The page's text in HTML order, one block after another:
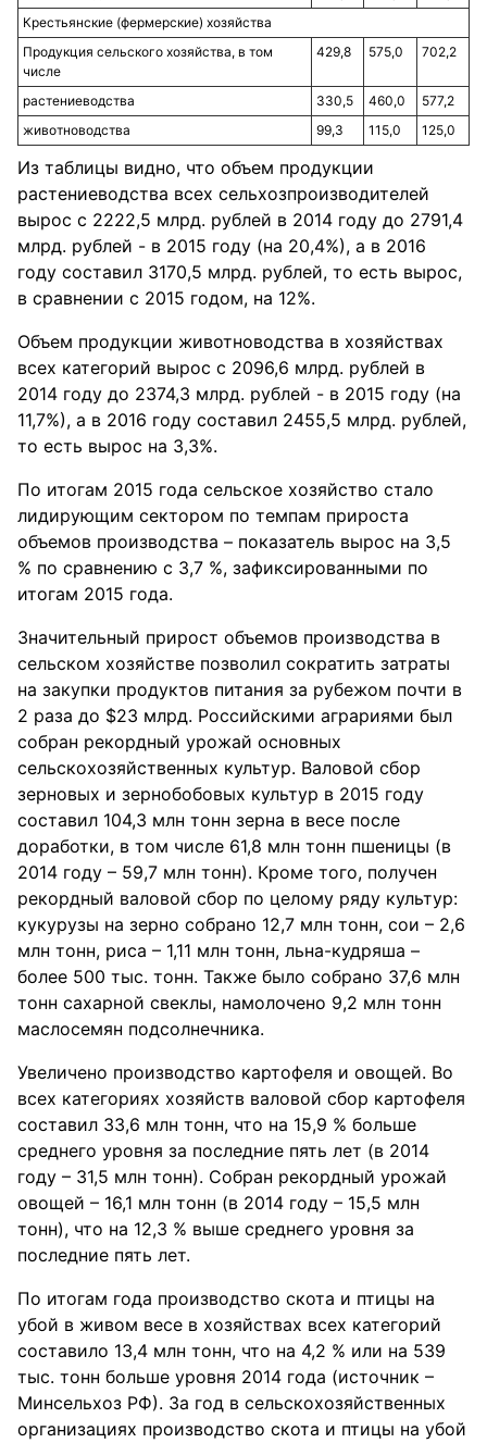
Крестьянские (фермерские) хозяйства
Продукция сельского хозяйства, в том
числе
429,8 575,0 702,2
растениеводства 330,5 460,0
577,2
животноводства
99,3 115,0 125,0
Из таблицы видно, что объем продукции
растениеводства всех сельхозпроизводителей
вырос с 2222,5 млрд. рублей в 2014 году до 2791,4
млрд. рублей - в 2015 году (на 20,4%), а в 2016
году составил 3170,5 млрд. рублей, то есть вырос,
в сравнении с 2015 годом, на 12%.
Объем продукции животноводства в хозяйствах
всех категорий вырос с 2096,6 млрд. рублей в
2014 году до 2374,3 млрд. рублей - в 2015 году (на
11,7%), а в 2016 году составил 2455,5 млрд. рублей,
то есть вырос на 3,3%.
По итогам 2015 года сельское хозяйство стало
лидирующим сектором по темпам прироста
объемов производства – показатель вырос на 3,5
% по сравнению с 3,7 %, зафиксированными по
итогам 2015 года.
Значительный прирост объемов производства в
сельском хозяйстве позволил сократить затраты
на закупки продуктов питания за рубежом почти в
2 раза до $23 млрд. Российскими аграриями был
собран рекордный урожай основных
сельскохозяйственных культур. Валовой сбор
зерновых и зернобобовых культур в 2015 году
составил 104,3 млн тонн зерна в весе после
доработки, в том числе 61,8 млн тонн пшеницы (в
2014 году – 59,7 млн тонн). Кроме того, получен
рекордный валовой сбор по целому ряду культур:
кукурузы на зерно собрано 12,7 млн тонн, сои – 2,6
млн тонн, риса – 1,11 млн тонн, льна-кудряша –
более 500 тыс. тонн. Также было собрано 37,6 млн
тонн сахарной свеклы, намолочено 9,2 млн тонн
маслосемян подсолнечника.
Увеличено производство картофеля и овощей. Во
всех категориях хозяйств валовой сбор картофеля
составил 33,6 млн тонн, что на 15,9 % больше
среднего уровня за последние пять лет (в 2014
году – 31,5 млн тонн). Собран рекордный урожай
овощей – 16,1 млн тонн (в 2014 году – 15,5 млн
тонн), что на 12,3 % выше среднего уровня за
последние пять лет.
По итогам года производство скота и птицы на
убой в живом весе в хозяйствах всех категорий
составило 13,4 млн тонн, что на 4,2 % или на 539
тыс. тонн больше уровня 2014 года (источник –
Минсельхоз РФ). За год в сельскохозяйственных
организациях производство скота и птицы на убой